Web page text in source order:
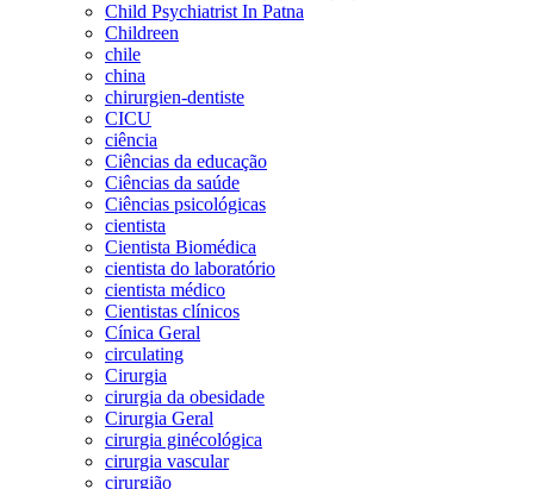
Child Psychiatrist In Patna
Childreen
chile
china
chirurgien-dentiste
CICU
ciência
Ciências da educação
Ciências da saúde
Ciências psicológicas
cientista
Cientista Biomédica
cientista do laboratório
cientista médico
Cientistas clínicos
Cínica Geral
circulating
Cirurgia
cirurgia da obesidade
Cirurgia Geral
cirurgia ginécológica
cirurgia vascular
cirurgião